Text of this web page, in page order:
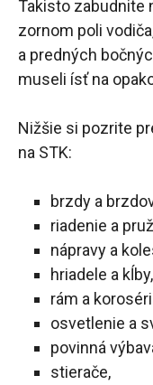
Takisto zabudnite
zornom poli
a predných
museli ísť na
Nižšie si pozrite
na STK:
brzdy a
riadenie a
nápravy a
hriadele a kĺby,
rám a
osvetlenie a
povinná
stierače,